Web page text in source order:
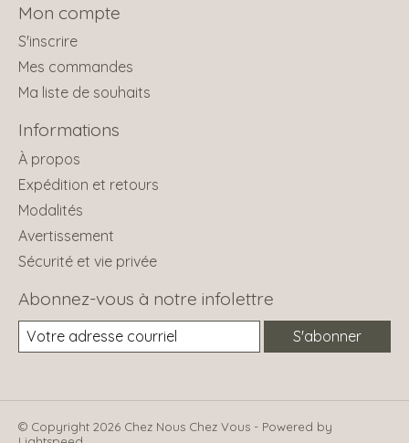
Mon compte
S'inscrire
Mes commandes
Ma liste de souhaits
Informations
À propos
Expédition et retours
Modalités
Avertissement
Sécurité et vie privée
Abonnez-vous à notre infolettre
S'abonner
© Copyright 2026 Chez Nous Chez Vous - Powered by